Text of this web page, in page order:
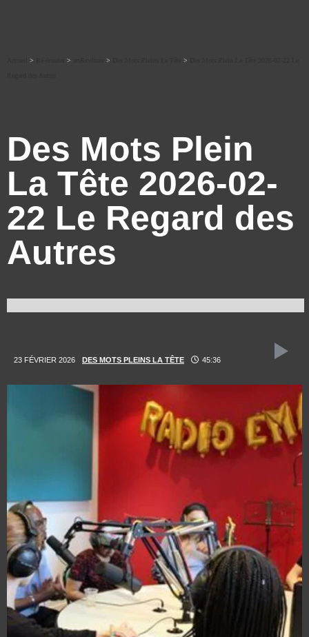
> > > >
Des Mots Plein
La Tête 2026-02-
22 Le Regard des
Autres
23 FÉVRIER 2026 DES MOTS PLEINS LA TÊTE 45:36